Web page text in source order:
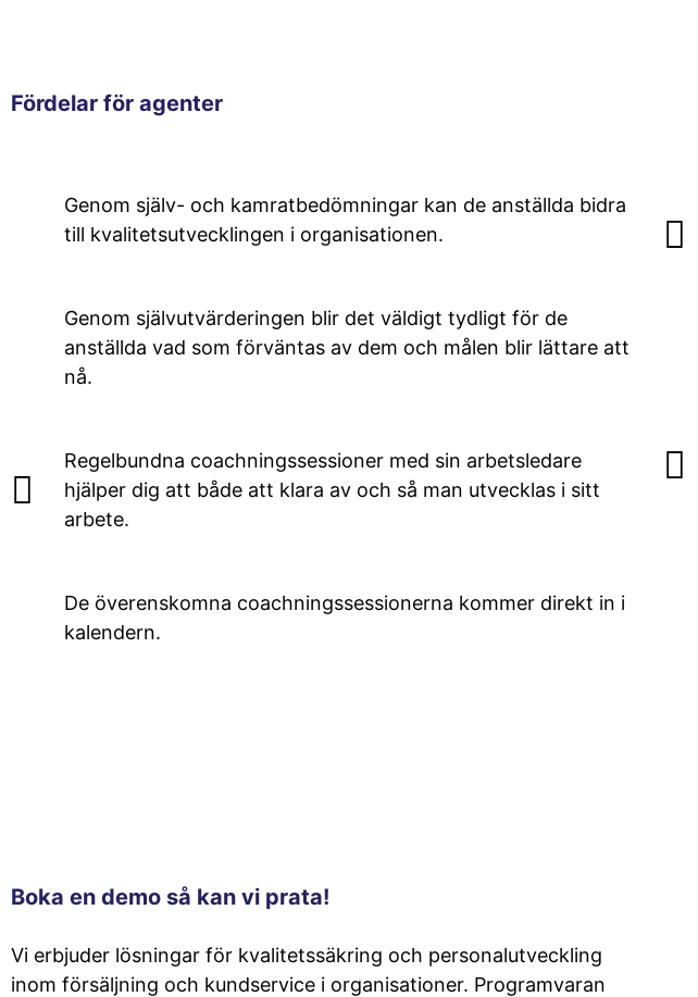
Fördelar för agenter
Genom själv- och kamratbedömningar kan de anställda bidra
till kvalitetsutvecklingen i organisationen.
Genom självutvärderingen blir det väldigt tydligt för de
anställda vad som förväntas av dem och målen blir lättare att
nå.
Regelbundna coachningssessioner med sin arbetsledare
hjälper dig att både att klara av och så man utvecklas i sitt
arbete.
De överenskomna coachningssessionerna kommer direkt in i
kalendern.
Boka en demo så kan vi prata!
Vi erbjuder lösningar för kvalitetssäkring och personalutveckling
inom försäljning och kundservice i organisationer. Programvaran